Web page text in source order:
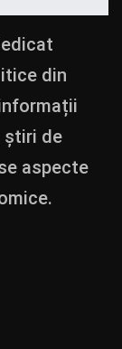
din
știri de
aspecte